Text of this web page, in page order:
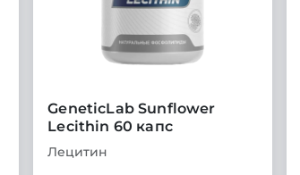
GeneticLab Sunflower
Lecithin 60 капс
Лецитин